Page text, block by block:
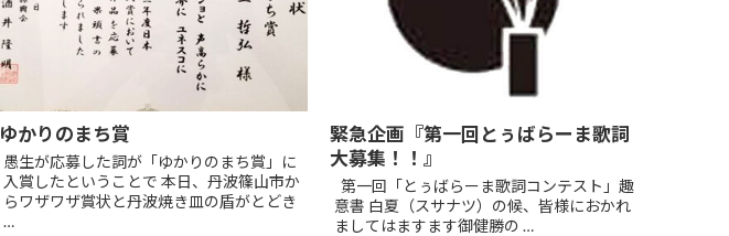
ゆかりのまち賞
愚生が応募した詞が「ゆかりのまち賞」に
入賞したということで 本日、丹波篠山市か
らワザワザ賞状と丹波焼き皿の盾がとどき
…
緊急企画『第一回とぅばらーま歌詞
大募集！！』
第一回「とぅばらーま歌詞コンテスト」趣
意書 白夏（スサナツ）の候、皆様におかれ
ましてはますます御健勝の …